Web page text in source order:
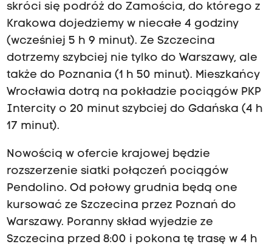
skróci się podróż do Zamościa, do którego z
Krakowa dojedziemy w niecałe 4 godziny
(wcześniej 5 h 9 minut). Ze Szczecina
dotrzemy szybciej nie tylko do Warszawy, ale
także do Poznania (1 h 50 minut). Mieszkańcy
Wrocławia dotrą na pokładzie pociągów PKP
Intercity o 20 minut szybciej do Gdańska (4 h
17 minut).
Nowością w ofercie krajowej będzie
rozszerzenie siatki połączeń pociągów
Pendolino. Od połowy grudnia będą one
kursować ze Szczecina przez Poznań do
Warszawy. Poranny skład wyjedzie ze
Szczecina przed 8:00 i pokona tę trasę w 4 h